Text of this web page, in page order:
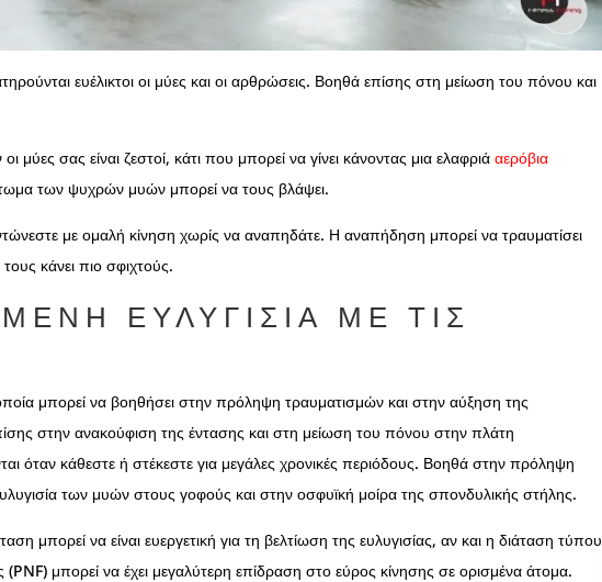
ευέλικτοι οι μύες και οι αρθρώσεις. Βοηθά επίσης στη μείωση του πόνου και
μύες σας είναι ζεστοί, κάτι που μπορεί να γίνει κάνοντας μια ελαφριάαερόβια
των ψυχρών μυών μπορεί να τους βλάψει.
με ομαλή κίνηση χωρίς να αναπηδάτε. Η αναπήδηση μπορεί να τραυματίσει
κάνει πιο σφιχτούς.
ΕΥΛΥΓΙΣΊΑ ΜΕ ΤΙΣ
μπορεί να βοηθήσει στην πρόληψη τραυματισμών και στην αύξηση της
στην ανακούφιση της έντασης και στη μείωση του πόνου στην πλάτη
όταν κάθεστε ή στέκεστε για μεγάλες χρονικές περιόδους. Βοηθά στην πρόληψη
των μυών στους γοφούς και στην οσφυϊκή μοίρα της σπονδυλικής στήλης.
μπορεί να είναι ευεργετική για τη βελτίωση της ευλυγισίας, αν και η διάταση τύπου
(PNF) μπορεί να έχει μεγαλύτερη επίδραση στο εύρος κίνησης σε ορισμένα άτομα.